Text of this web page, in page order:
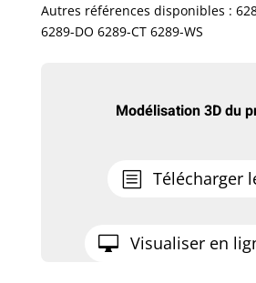
Autres références disponibles :
6289-DO 6289-CT 6289-WS
Modélisation 3D du
Télécharger
Visualiser en